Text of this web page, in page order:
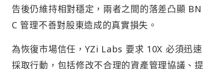
告後仍維持相對穩定，兩者之間的落差凸顯 BN
C 管理不善對股東造成的真實損失。
為恢復市場信任，YZi Labs 要求 10X 必須迅速
採取行動，包括修改不合理的資產管理協議、提